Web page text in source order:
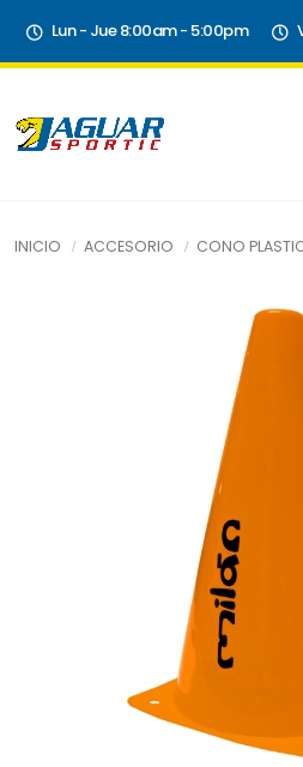
Lun - Jue 8:00am - 5:00pm
INICIO ACCESORIO CONO